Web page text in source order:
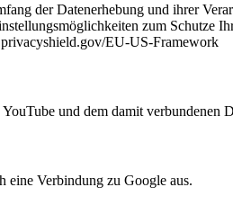
der Datenerhebung und ihrer
zum Schutze
EU-US-Framework
und dem damit
eine Verbindung zu Google aus.